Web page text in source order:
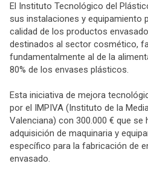
El Instituto Tecnológico del
sus instalaciones y equipamiento
calidad de los productos
destinados al sector cosmético,
fundamentalmente al de la
80% de los envases plásticos.
Esta iniciativa de mejora
por el IMPIVA (Instituto de la
Valenciana) con 300.000 € que se
adquisición de maquinaria y
específico para la fabricación de
envasado.